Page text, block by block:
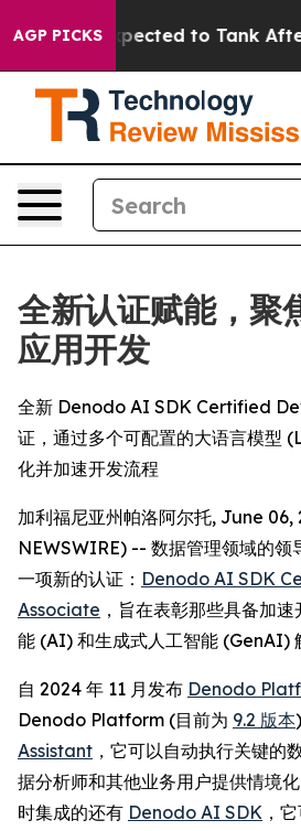
AGP PICKSExpected to Tank After
全新认证赋能，聚
应用开发
全新 Denodo AI SDK Certified
证，通过多个可配置的大语言模型
化并加速开发流程
加利福尼亚州帕洛阿尔托, June 06,
NEWSWIRE) -- 数据管理领域的领
一项新的认证： Denodo AI SDK
Associate ，旨在表彰那些具备加
能 (AI) 和生成式人工智能 (GenAI)
自 2024 年 11 月发布 Denodo
Denodo Platform (目前为 9.2 版本
Assistant ，它可以自动执行关键的
据分析师和其他业务用户提供情境
时集成的还有 Denodo AI SDK ，